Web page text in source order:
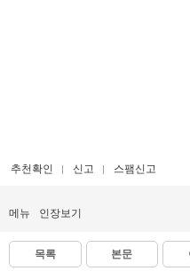
추천확인 신고 스팸신고
메뉴 인장보기
목록 본문